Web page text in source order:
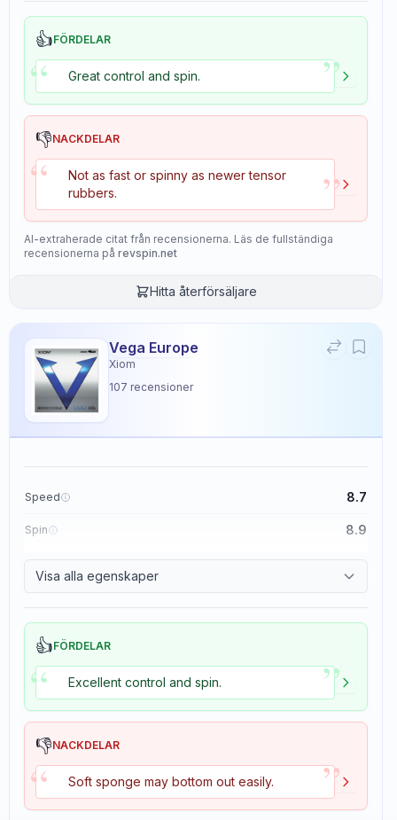
👍FÖRDELAR
“ Great control and spin. ”
👎NACKDELAR
“
Not as fast or spinny as newer tensor
rubbers.
”
AI-extraherade citat från recensionerna. Läs de fullständiga
recensionerna på revspin.net
Hitta återförsäljare
Vega Europe
Xiom
107 recensioner
Speed 8.7
Spin 8.9
Visa alla egenskaper
👍FÖRDELAR
“ Excellent control and spin. ”
👎NACKDELAR
“ Soft sponge may bottom out easily. ”